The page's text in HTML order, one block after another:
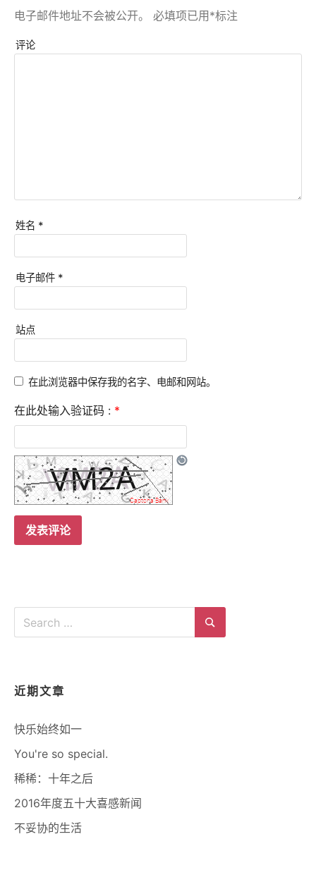
电子邮件地址不会被公开。 必填项已用 *标注
评论
姓名 *
电子邮件 *
站点
在此浏览器中保存我的名字、电邮和网站。
在此处输入验证码 : *
Search
for:
Search
近期文章
快乐始终如一
You're so special.
稀稀：十年之后
2016年度五十大喜感新闻
不妥协的生活